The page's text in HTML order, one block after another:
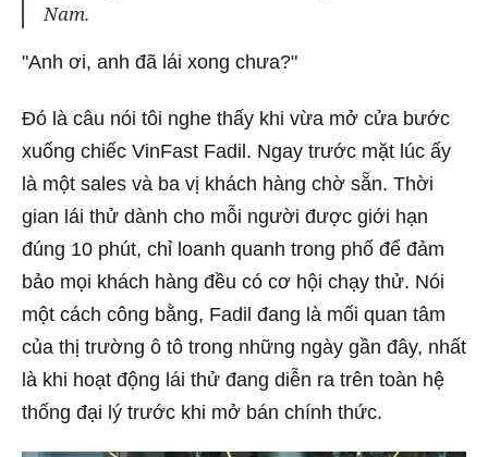
Nam.
"Anh ơi, anh đã lái xong chưa?"
Đó là câu nói tôi nghe thấy khi vừa mở cửa bước
xuống chiếc VinFast Fadil. Ngay trước mặt lúc ấy
là một sales và ba vị khách hàng chờ sẵn. Thời
gian lái thử dành cho mỗi người được giới hạn
đúng 10 phút, chỉ loanh quanh trong phố để đảm
bảo mọi khách hàng đều có cơ hội chạy thử. Nói
một cách công bằng, Fadil đang là mối quan tâm
của thị trường ô tô trong những ngày gần đây, nhất
là khi hoạt động lái thử đang diễn ra trên toàn hệ
thống đại lý trước khi mở bán chính thức.